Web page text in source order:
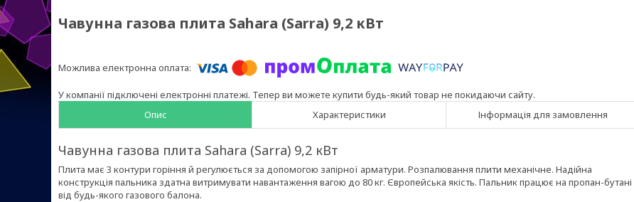
Чавунна газова плита Sahara (Sarra) 9,2 кВт
У компанії підключені електронні платежі. Тепер ви можете купити будь-який товар не покидаючи сайту.
Опис
Характеристики Інформація для замовлення
Чавунна газова плита Sahara (Sarra) 9,2 кВт
Плита має 3 контури горіння й регулюється за допомогою запірної арматури. Розпалювання плити механічне. Надійна
конструкція пальника здатна витримувати навантаження вагою до 80 кг. Європейська якість. Пальник працює на пропан-бутані
від будь-якого газового балона.